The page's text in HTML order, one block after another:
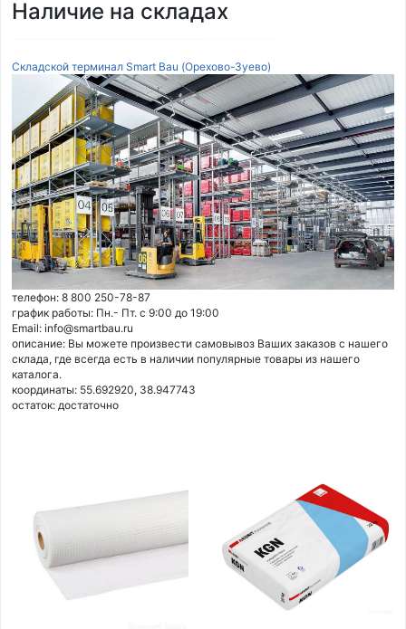
Наличие на складах
Складской терминал Smart Bau (Орехово-Зуево)
телефон: 8 800 250-78-87
график работы: Пн.- Пт. с 9:00 до 19:00
Email: info@smartbau.ru
описание: Вы можете произвести самовывоз Ваших заказов с нашего
склада, где всегда есть в наличии популярные товары из нашего
каталога.
координаты: 55.692920, 38.947743
остаток: достаточно